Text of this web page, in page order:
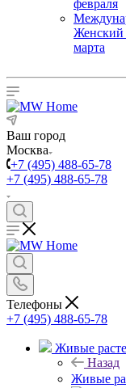
февраля
Женский
марта
Ваш город
Москва
+7 (495) 488-65-78
+7 (495) 488-65-78
Телефоны
+7 (495) 488-65-78
Живые
Назад
Живые